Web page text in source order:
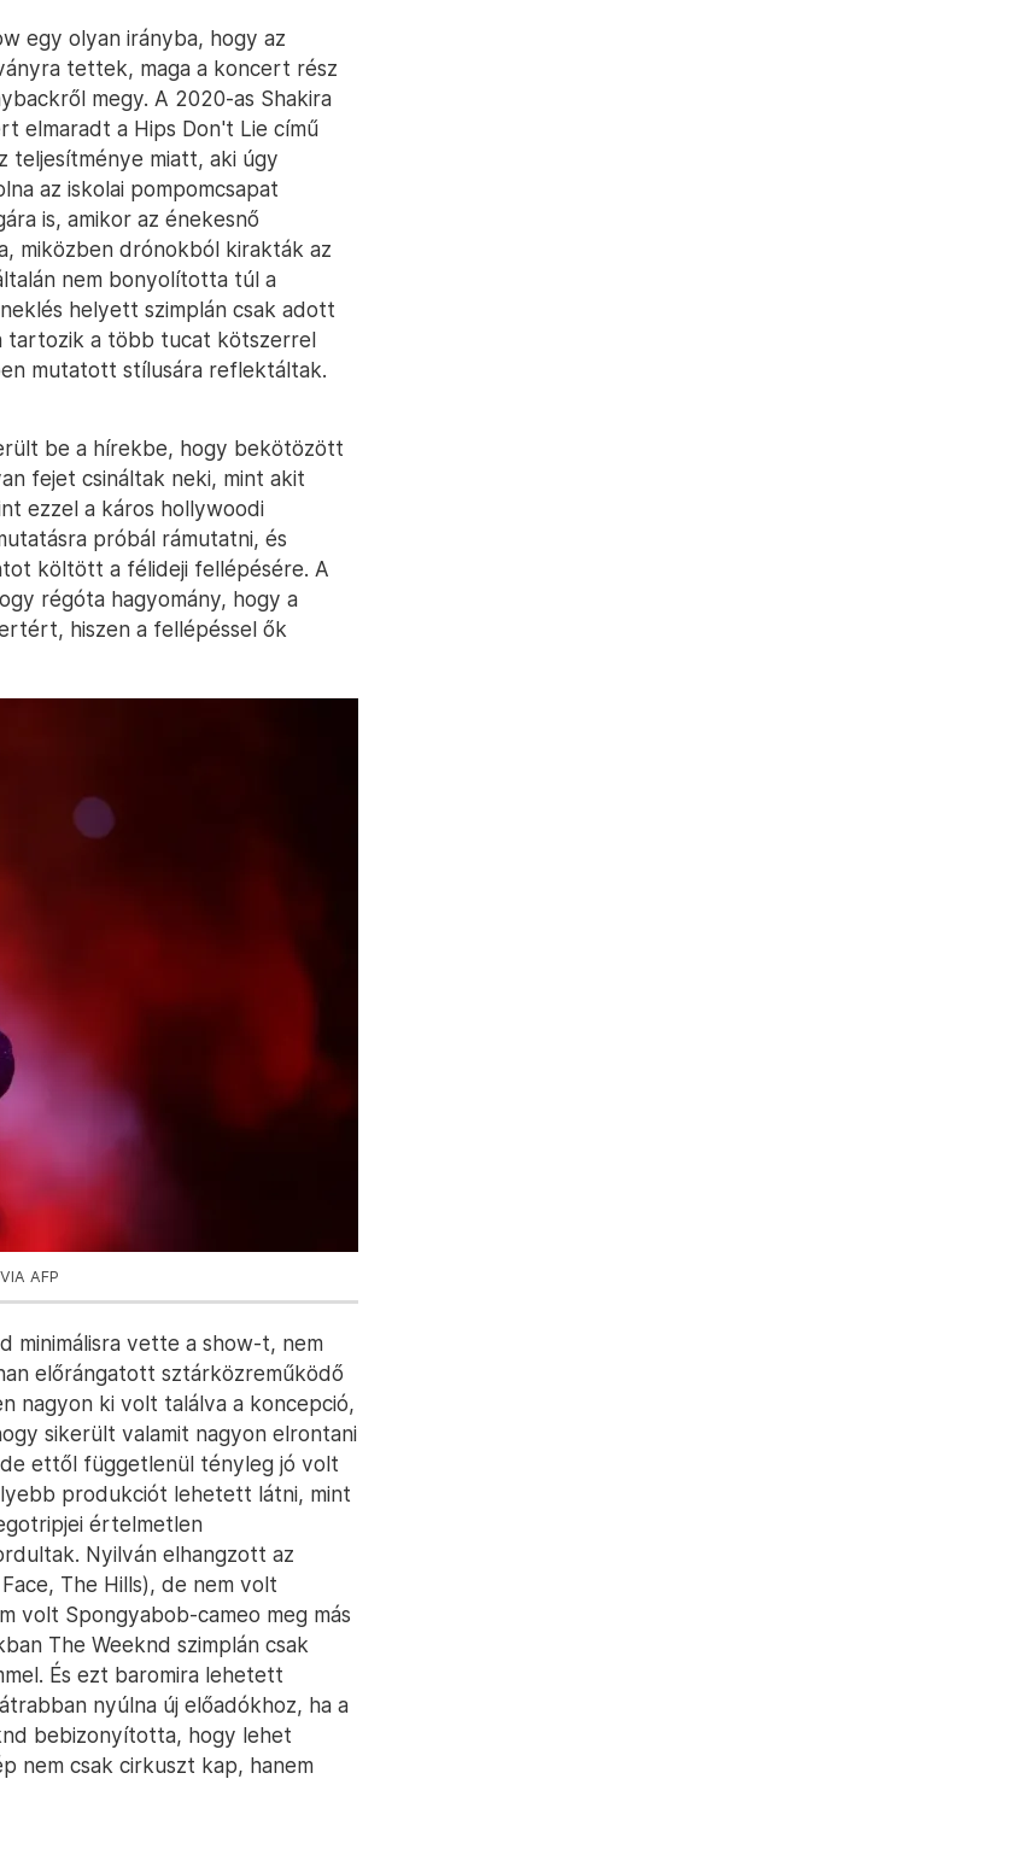
egy olyan irányba, hogy az
tettek, maga a koncert rész
megy. A 2020-as Shakira
elmaradt a Hips Don't Lie című
teljesítménye miatt, aki úgy
az iskolai pompomcsapat
is, amikor az énekesnő
miközben drónokból kirakták az
nem bonyolította túl a
helyett szimplán csak adott
tartozik a több tucat kötszerrel
mutatott stílusára reflektáltak.
be a hírekbe, hogy bekötözött
fejet csináltak neki, mint akit
ezzel a káros hollywoodi
próbál rámutatni, és
költött a félideji fellépésére. A
régóta hagyomány, hogy a
hiszen a fellépéssel ők
AFP
minimálisra vette a show-t, nem
előrángatott sztárközreműködő
nagyon ki volt találva a koncepció,
sikerült valamit nagyon elrontani
ettől függetlenül tényleg jó volt
produkciót lehetett látni, mint
értelmetlen
Nyilván elhangzott az
The Hills), de nem volt
volt Spongyabob-cameo meg más
The Weeknd szimplán csak
És ezt baromira lehetett
nyúlna új előadókhoz, ha a
bebizonyította, hogy lehet
nem csak cirkuszt kap, hanem